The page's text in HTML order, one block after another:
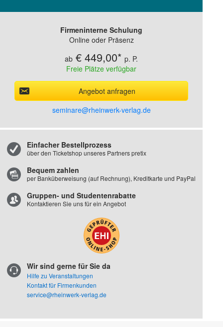
Firmeninterne Schulung
Online oder Präsenz
€ 449,00*
Freie Plätze verfügbar
Angebot anfragen
seminare@rheinwerk-verlag.de
Einfacher Bestellprozess
über den Ticketshop unseres Partners pretix
Bequem zahlen
per Banküberweisung (auf Rechnung), Kreditkarte und PayPal
Gruppen- und Studentenrabatte
Kontaktieren Sie uns für ein Angebot
Wir sind gerne für Sie da
Hilfe zu Veranstaltungen
Kontakt für Firmenkunden
service@rheinwerk-verlag.de